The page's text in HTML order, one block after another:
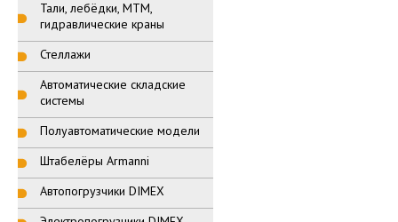
Тали, лебёдки, МТМ,
гидравлические краны
Стеллажи
Автоматические складские
системы
Полуавтоматические модели
Штабелёры Armanni
Автопогрузчики DIMEX